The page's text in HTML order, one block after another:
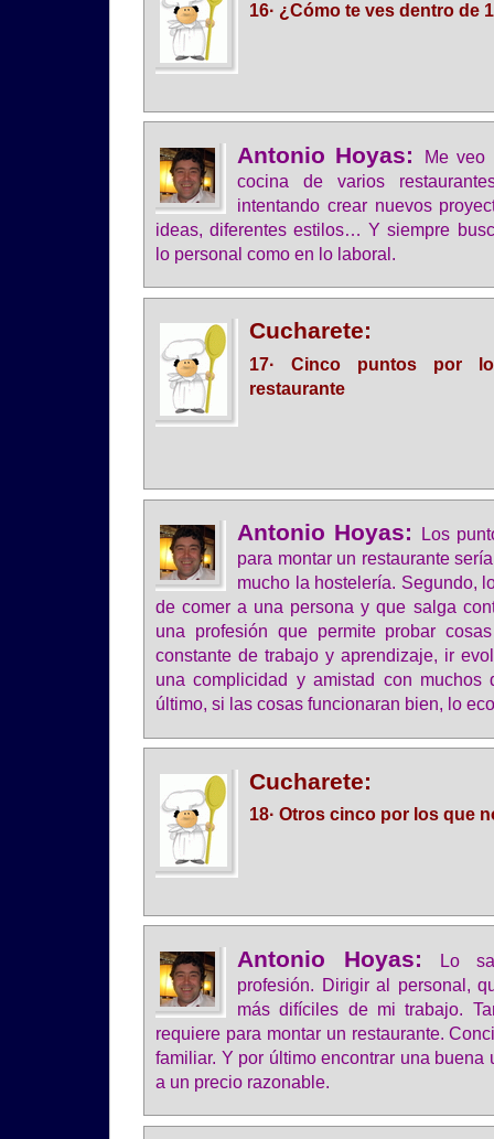
16· ¿Cómo te ves dentro de
Antonio Hoyas:
Me veo
cocina de varios
intentando crear nuevos
ideas, diferentes estilos… Y siempre
lo personal como en lo laboral.
Cucharete:
17· Cinco puntos por
restaurante
Antonio Hoyas:
Los
para montar un restaurante
mucho la hostelería. Segundo,
de comer a una persona y que salga
una profesión que permite probar
constante de trabajo y aprendizaje, ir
una complicidad y amistad con muchos
último, si las cosas funcionaran bien, lo
Cucharete:
18· Otros cinco por los que
Antonio Hoyas:
Lo
profesión. Dirigir al personal,
más difíciles de mi trabajo.
requiere para montar un restaurante.
familiar. Y por último encontrar una
a un precio razonable.